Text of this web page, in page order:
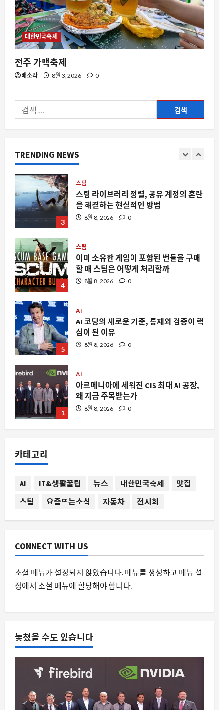
대한민국축제
전주 가맥축제
배소라 8월 3, 2026 0
색:
TRENDING NEWS
5
AI 코딩의 새로운 기준, 통제와 검증이 핵
심이 된 이유
8월 8, 2026 0
왜 지금 주목받는가
2
자동차
쉐보레 카마로의 변신, 쿠페에서 4도어
3
스팀
스팀 라이브러리 정렬, 공유 계정의 혼란
을 해결하는 현실적인 방법
8월 8, 2026 0
4
스팀
이미 소유한 게임이 포함된 번들을 구매
할 때 스팀은 어떻게 처리할까
8월 8, 2026 0
5
AI
AI 코딩의 새로운 기준, 통제와 검증이 핵
심이 된 이유
8월 8, 2026 0
1
AI
아르메니아에 세워진 CIS 최대 AI 공장,
왜 지금 주목받는가
8월 8, 2026 0
스팀
을 해결하는 현실적인 방법
이미 소유한 게임이 포함된 번들을 구매
할 때 스팀은 어떻게 처리할까
AI 코딩의 새로운 기준, 통제와 검증이 핵
심이 된 이유
카테고리
AI IT&생활꿀팁 뉴스 대한민국축제
맛집
스팀
요즘뜨는소식 자동차 전시회
CONNECT WITH US
소셜 메뉴가 설정되지 않았습니다. 메뉴를 생성하고 메뉴 설
정에서 소셜 메뉴에 할당해야 합니다.
놓쳤을 수도 있습니다